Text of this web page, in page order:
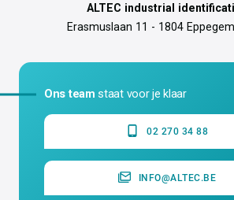
ALTEC industrial
Erasmuslaan 11 - 1804
Ons team staat voor je klaar
02 270 34 88
INFO@ALTEC.BE